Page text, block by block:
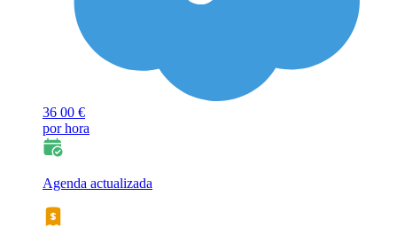
36 00 €
por hora
Agenda actualizada